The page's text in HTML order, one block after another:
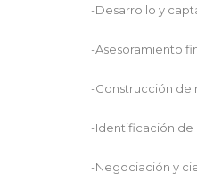
-Desarrollo y
-Asesoramiento
-Construcción de
-Identificación de
-Negociación y